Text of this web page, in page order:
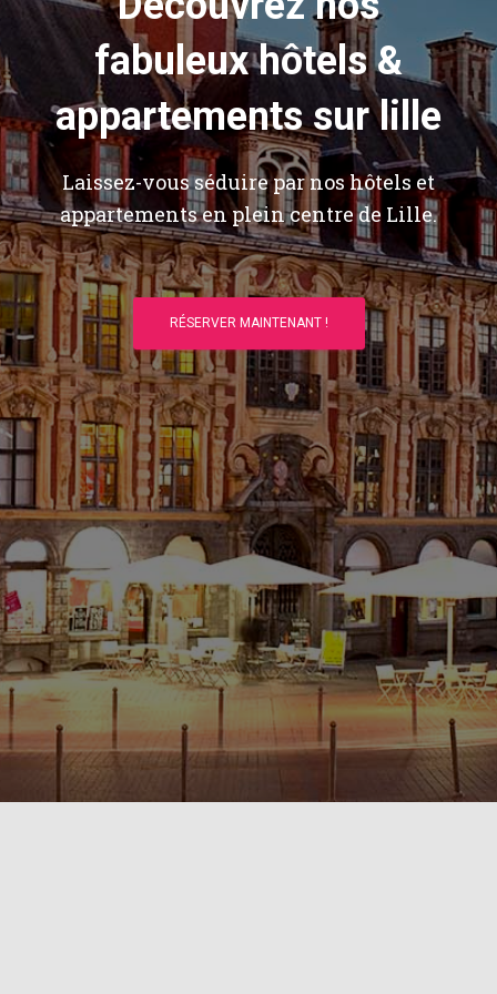
fabuleux hôtels &
appartements sur lille
Laissez-vous séduire par nos hôtels et
appartements en plein centre de Lille.
RÉSERVER MAINTENANT !